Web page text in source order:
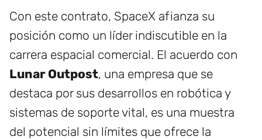
Con este contrato, SpaceX afianza su
posición como un líder indiscutible en la
carrera espacial comercial. El acuerdo con
Lunar Outpost, una empresa que se
destaca por sus desarrollos en robótica y
sistemas de soporte vital, es una muestra
del potencial sin límites que ofrece la